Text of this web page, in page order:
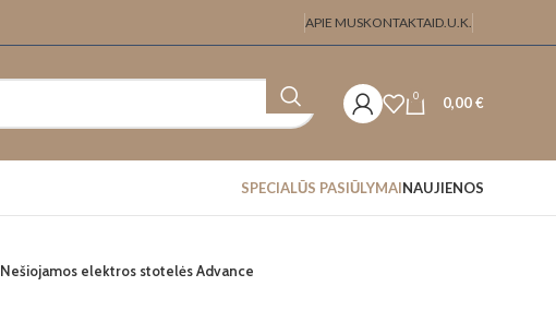
APIE MUSKONTAKTAID.U.K.
0 0,00€
SPECIALŪS PASIŪLYMAINAUJIENOS
Nešiojamos elektros stotelės Advance